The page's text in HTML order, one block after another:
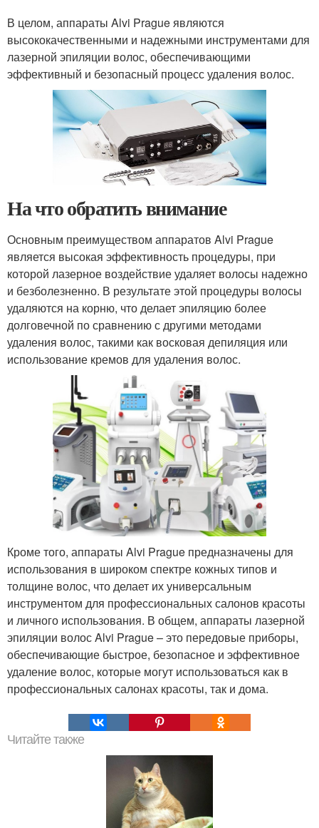
В целом, аппараты Alvi Prague являются
высококачественными и надежными инструментами для
лазерной эпиляции волос, обеспечивающими
эффективный и безопасный процесс удаления волос.
На что обратить внимание
Основным преимуществом аппаратов Alvi Prague
является высокая эффективность процедуры, при
которой лазерное воздействие удаляет волосы надежно
и безболезненно. В результате этой процедуры волосы
удаляются на корню, что делает эпиляцию более
долговечной по сравнению с другими методами
удаления волос, такими как восковая депиляция или
использование кремов для удаления волос.
Кроме того, аппараты Alvi Prague предназначены для
использования в широком спектре кожных типов и
толщине волос, что делает их универсальным
инструментом для профессиональных салонов красоты
и личного использования. В общем, аппараты лазерной
эпиляции волос Alvi Prague – это передовые приборы,
обеспечивающие быстрое, безопасное и эффективное
удаление волос, которые могут использоваться как в
профессиональных салонах красоты, так и дома.
Читайте также